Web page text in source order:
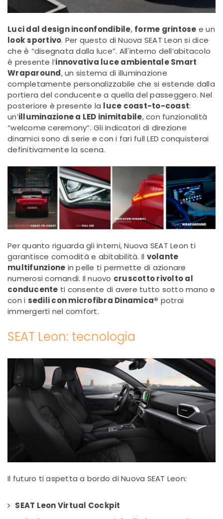
Luci dal design inconfondibile, forme grintose e un
look sportivo. Per questo di Nuova SEAT Leon si dice
che è “disegnata dalla luce”. All'interno dell’abitacolo
è presente l’innovativa luce ambientale Smart
Wraparound, un sistema di illuminazione
completamente personalizzabile che si estende dalla
portiera del conducente a quella del passeggero.Nel
posteriore è presente la luce coast-to-coast:
un’illuminazione a LED inimitabile, con funzionalità
“welcome ceremony”. Gli indicatori di direzione
dinamici sono di serie e con i fari full LED conquisterai
definitivamente la scena.
Per quanto riguarda gli interni, Nuova SEAT Leon ti
garantisce comodità e abitabilità. Il volante
multifunzione in pelle ti permette di azionare
numerosi comandi. Il nuovo cruscotto rivolto al
conducente ti consente di avere tutto sotto mano e
con i sedili con microfibra Dinamica® potrai
immergerti nel comfort.
SEAT Leon: tecnologia
Il futuro ti aspetta a bordo di Nuova SEAT Leon:
SEAT Leon Virtual Cockpit